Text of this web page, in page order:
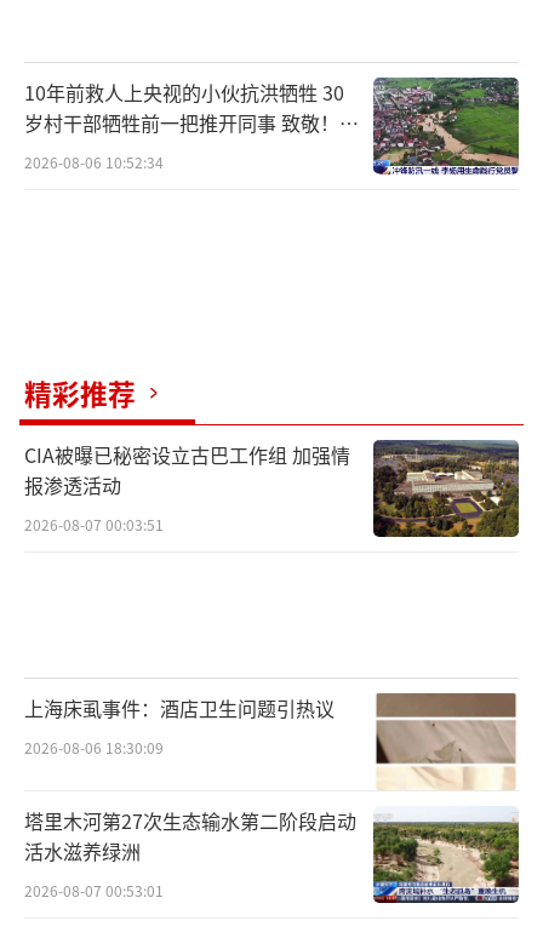
说：“目前，我们没有替代选择。条约管辖的
河流不仅支持农作物，还支持城市、发电和数
百万人的生计。”（责任编辑：傅鑫）
10年前救人上央视的小伙抗洪牺牲 30
岁村干部牺牲前一把推开同事 致敬！送
别！
2026-08-06 10:52:34
精彩推荐
CIA被曝已秘密设立古巴工作组 加强情
报渗透活动
2026-08-07 00:03:51
上海床虱事件：酒店卫生问题引热议
2026-08-06 18:30:09
塔里木河第27次生态输水第二阶段启动
活水滋养绿洲
2026-08-07 00:53:01